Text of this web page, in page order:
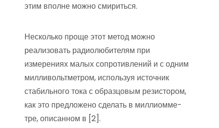
этим вполне можно смириться.
Несколько проще этот метод можно
реализовать радиолюбителям при
измерениях малых сопротивлений и с одним
милливольтметром, используя источник
стабильного тока с образцовым резистором,
как это предложено сделать в миллиомме-
тре, описанном в [2].